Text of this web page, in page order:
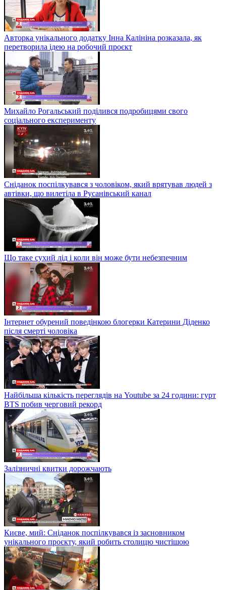
Авторка унікального додатку Інна Калініна розказала, як
перетворила ідею на робочий проєкт
Михайло Рогальський поділився подробицями свого
соціального експерименту
Сніданок поспілкувався з чоловіком, який врятував людей з
автівки, що вилетіла в Русанівський канал
Що таке сухий лід і коли він може бути небезпечним
Інтернет обурений поведінкою блогерки Катерини Діденко
після смерті чоловіка
Найбільша кількість переглядів на Youtube за 24 години: гурт
BTS побив черговий рекорд
Залізничні квитки дорожчають
Києве, мий: Сніданок поспілкувався із засновником
унікального проєкту, який робить столицю чистішою